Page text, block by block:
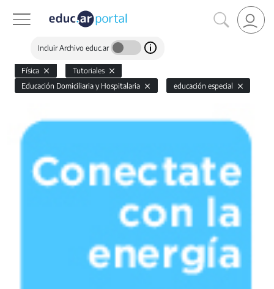
Incluir Archivo educ.ar
Física
Tutoriales
Educación Domiciliaria y Hospitalaria
educación especial